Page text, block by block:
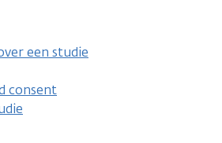
een studie
consent